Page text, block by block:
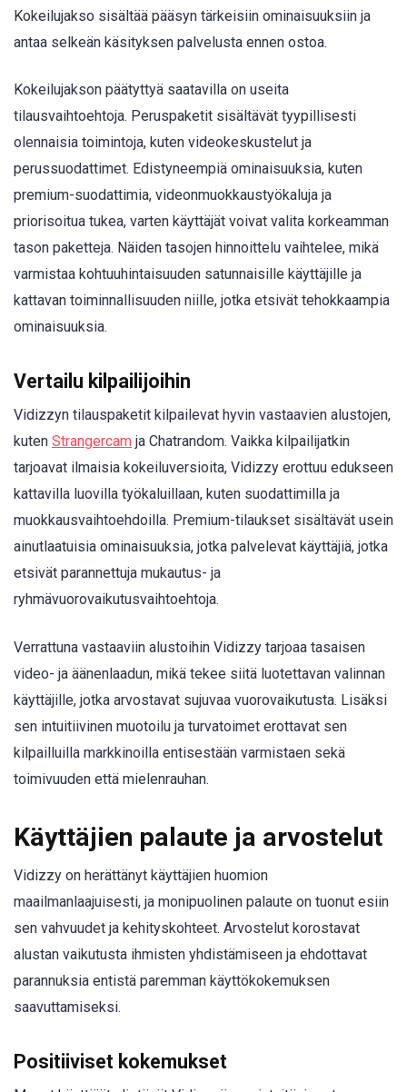
Kokeilujakso sisältää pääsyn tärkeisiin ominaisuuksiin ja
antaa selkeän käsityksen palvelusta ennen ostoa.
Kokeilujakson päätyttyä saatavilla on useita
tilausvaihtoehtoja. Peruspaketit sisältävät tyypillisesti
olennaisia toimintoja, kuten videokeskustelut ja
perussuodattimet. Edistyneempiä ominaisuuksia, kuten
premium-suodattimia, videonmuokkaustyökaluja ja
priorisoitua tukea, varten käyttäjät voivat valita korkeamman
tason paketteja. Näiden tasojen hinnoittelu vaihtelee, mikä
varmistaa kohtuuhintaisuuden satunnaisille käyttäjille ja
kattavan toiminnallisuuden niille, jotka etsivät tehokkaampia
ominaisuuksia.
Vertailu kilpailijoihin
Vidizzyn tilauspaketit kilpailevat hyvin vastaavien alustojen,
kuten Strangercam ja Chatrandom. Vaikka kilpailijatkin
tarjoavat ilmaisia kokeiluversioita, Vidizzy erottuu edukseen
kattavilla luovilla työkaluillaan, kuten suodattimilla ja
muokkausvaihtoehdoilla. Premium-tilaukset sisältävät usein
ainutlaatuisia ominaisuuksia, jotka palvelevat käyttäjiä, jotka
etsivät parannettuja mukautus- ja
ryhmävuorovaikutusvaihtoehtoja.
Verrattuna vastaaviin alustoihin Vidizzy tarjoaa tasaisen
video- ja äänenlaadun, mikä tekee siitä luotettavan valinnan
käyttäjille, jotka arvostavat sujuvaa vuorovaikutusta. Lisäksi
sen intuitiivinen muotoilu ja turvatoimet erottavat sen
kilpailluilla markkinoilla entisestään varmistaen sekä
toimivuuden että mielenrauhan.
Käyttäjien palaute ja arvostelut
Vidizzy on herättänyt käyttäjien huomion
maailmanlaajuisesti, ja monipuolinen palaute on tuonut esiin
sen vahvuudet ja kehityskohteet. Arvostelut korostavat
alustan vaikutusta ihmisten yhdistämiseen ja ehdottavat
parannuksia entistä paremman käyttökokemuksen
saavuttamiseksi.
Positiiviset kokemukset